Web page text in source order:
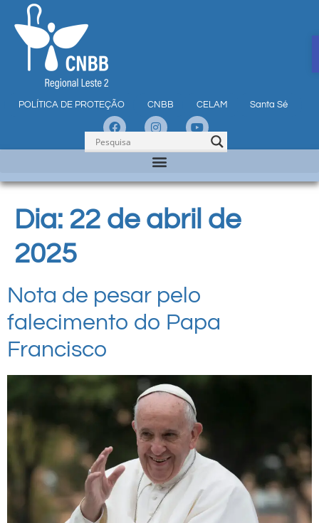
POLÍTICA DE PROTEÇÃO CNBB CELAM Santa Sé
Dia: 22 de abril de
2025
Nota de pesar pelo
falecimento do Papa
Francisco